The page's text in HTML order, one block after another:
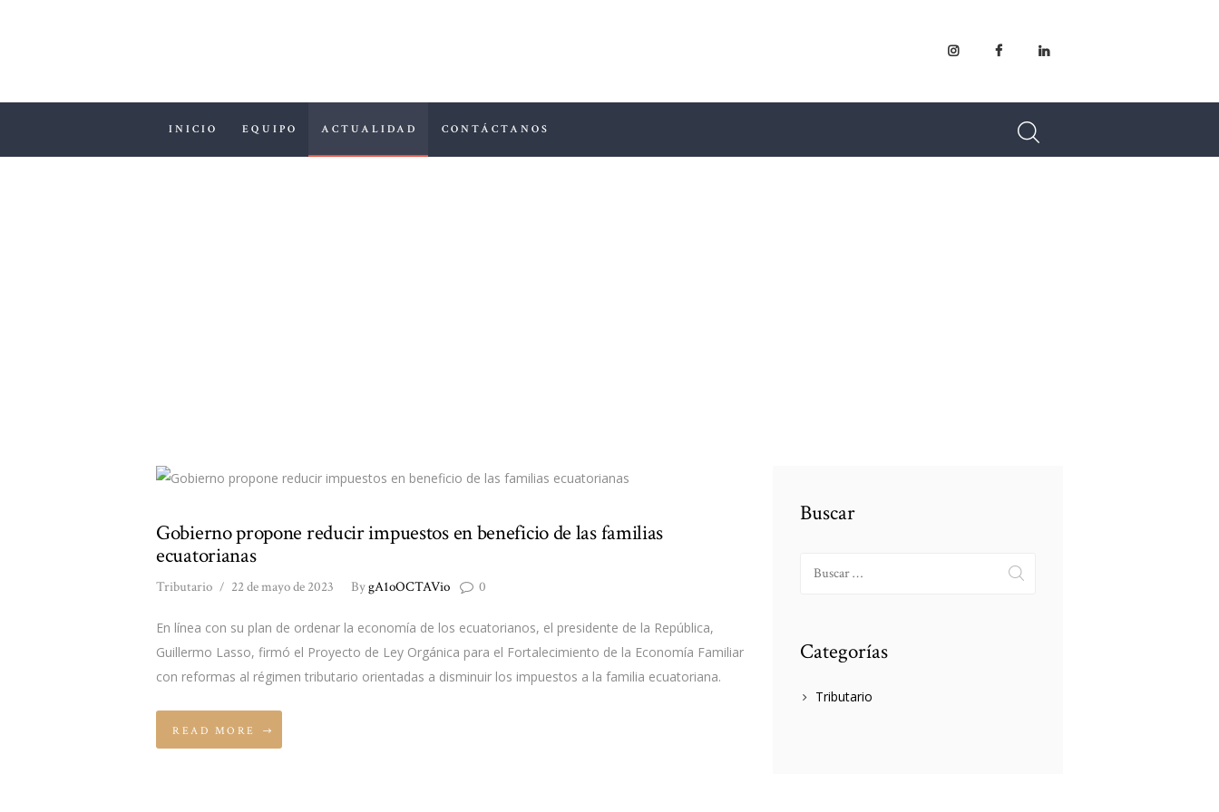
INICIO EQUIPO ACTUALIDAD CONTÁCTANOS
ACTUALIDAD
CONTÁCTANOS
Gobierno propone reducir impuestos en beneficio de las familias
ecuatorianas
Tributario 22 de mayo de 2023 BygA1oOCTAVio 0
En línea con su plan de ordenar la economía de los ecuatorianos, el presidente de la República,
Guillermo Lasso, firmó el Proyecto de Ley Orgánica para el Fortalecimiento de la Economía Familiar
con reformas al régimen tributario orientadas a disminuir los impuestos a la familia ecuatoriana.
READ MORE
Buscar
Buscar:
Categorías
Tributario